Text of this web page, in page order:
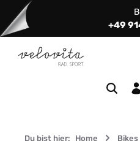
Zum Hauptinhalt springen
+49
Du bist hier: Home Bikes